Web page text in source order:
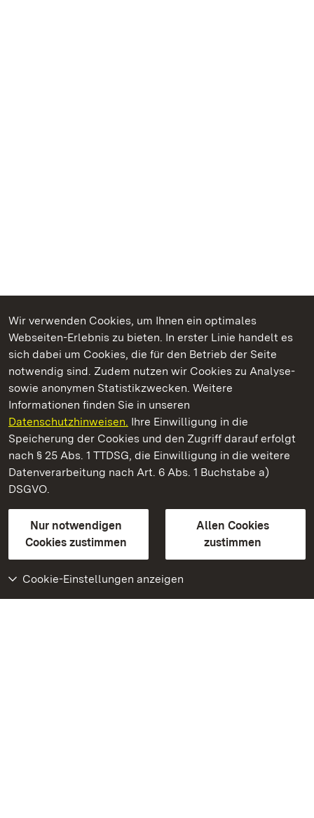
Wir verwenden Cookies, um Ihnen ein optimales
Webseiten-Erlebnis zu bieten. In erster Linie handelt es
sich dabei um Cookies, die für den Betrieb der Seite
notwendig sind. Zudem nutzen wir Cookies zu Analyse-
sowie anonymen Statistikzwecken. Weitere
Informationen finden Sie in unseren
Datenschutzhinweisen. Ihre Einwilligung in die
Speicherung der Cookies und den Zugriff darauf erfolgt
nach § 25 Abs. 1 TTDSG, die Einwilligung in die weitere
Datenverarbeitung nach Art. 6 Abs. 1 Buchstabe a)
DSGVO.
Nur notwendigen
Cookies zustimmen
Allen Cookies
zustimmen
Cookie-Einstellungen anzeigen
Kommen. Staunen. Genießen.
Staatliche Schlösser und Gärten Baden‑Württemberg
Staatliche Schlösser und Gärten Baden-Württemberg
Kontakt
GebärdenspracheLeichte Sprache
Erklärung zur Barrierefreiheit
BITV-konform (geprüfte Seiten)
Weiteres